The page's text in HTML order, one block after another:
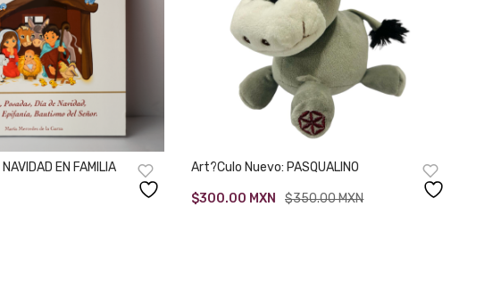
EN FAMILIA Art?culo Nuevo: PASQUALINO
$350.00MXN
Original
$300.00 MXN
Current